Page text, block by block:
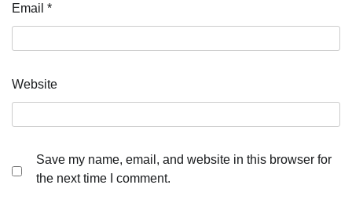
Email *
Website
Save my name, email, and website in this browser for
the next time I comment.